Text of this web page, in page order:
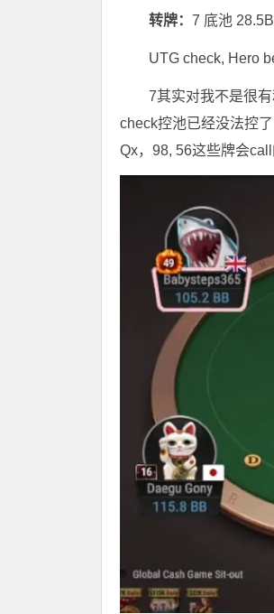
转牌： 7 底池
UTG check, Hero
7其实对我不是很
check控池已经没法控
Qx，98, 56这些牌会